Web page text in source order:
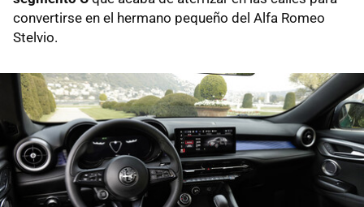
convertirse en el hermano pequeño del Alfa Romeo
Stelvio.